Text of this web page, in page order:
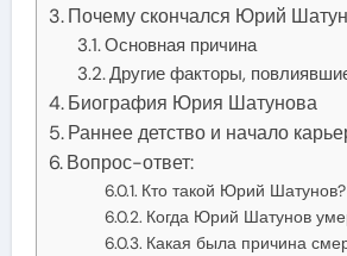
Почему скончался Юрий
Основная причина
Другие факторы,
Биография Юрия Шатунова
Раннее детство и начало
Вопрос-ответ:
Кто такой Юрий Шатунов?
Когда Юрий Шатунов
Какая была причина